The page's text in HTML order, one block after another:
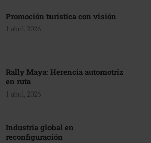
Promoción turística con visión
1 abril, 2026
Rally Maya: Herencia automotriz
en ruta
1 abril, 2026
Industria global en
reconfiguración